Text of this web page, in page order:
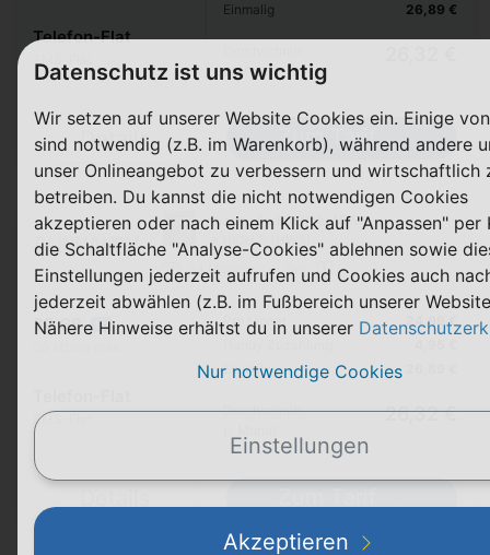
Telefon-Flat
Einmalig 26,89 €
p. Monat
Details Zum Tarif
Xiaomi Redmi Note 15 5G
+ HIGH S (HW5)
24 Monate
30 GB 5G
SMS-Flat
Pro Monat
Einmalig
24,99 €
Durchschnitt
26,32 €
Datenschutz ist uns wichtig
Wir setzen auf unserer Website Cookies ein. Einige
sind notwendig (z.B. im Warenkorb), während andere
unser Onlineangebot zu verbessern und wirtschaftlich
betreiben. Du kannst die nicht notwendigen Cookies
akzeptieren oder nach einem Klick auf "Anpassen" per
die Schaltfläche "Analyse-Cookies" ablehnen sowie
Einstellungen jederzeit aufrufen und Cookies auch
jederzeit abwählen (z.B. im Fußbereich unserer
Nähere Hinweise erhältst du in unserer
Nur notwendige Cookies
Einstellungen
Akzeptieren